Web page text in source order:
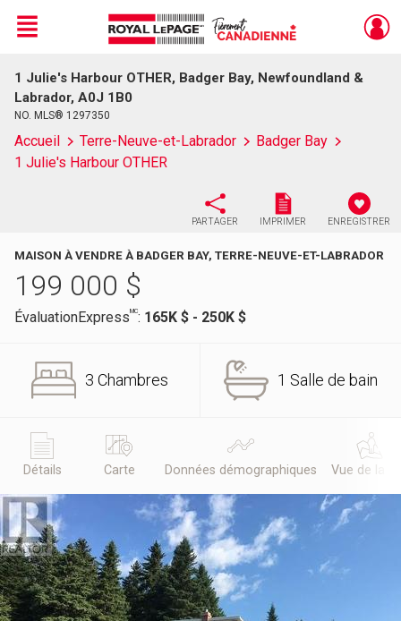
Live
En Direct
Menu
1 Julie's Harbour OTHER, Badger Bay, Newfoundland &
Labrador, A0J 1B0
NO. MLS® 1297350
Accueil Terre-Neuve-et-Labrador
Badger Bay
1 Julie's Harbour OTHER
PARTAGER IMPRIMER ENREGISTRER
MAISON À VENDRE À BADGER BAY, TERRE-NEUVE-ET-LABRADOR
199 000 $
ÉvaluationExpressMC: 165K $ - 250K $
3 Chambres 1 Salle de bain
Détails Carte Données démographiques Vue de la